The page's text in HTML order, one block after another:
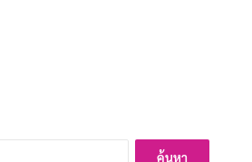
ค้นหา